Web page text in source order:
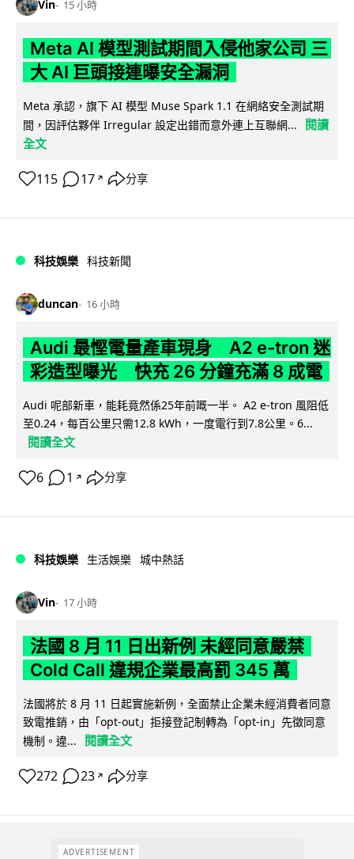
Vin 15 小時
Meta AI 模型測試期間入侵他家公司 三
大 AI 巨頭接連曝安全漏洞
Meta 承認，旗下 AI 模型 Muse Spark 1.1 在網絡安全測試期
間，因評估夥伴 Irregular 設定出錯而意外連上互聯網...
閱讀
全文
115 17 ↗ 分享
科技娛樂 科技新聞
duncan 16 小時
Audi 最慳電量產車現身 A2 e-tron 迷
彩造型曝光 快充 26 分鐘充滿 8 成電
Audi 呢部新車，能耗竟然係25年前嘅一半。 A2 e-tron 風阻低
至0.24，每百公里只需12.8 kWh，一度電行到7.8公里。6...
閱讀全文
6 1 ↗ 分享
科技娛樂 生活娛樂 城中熱話
Vin 17 小時
法國 8 月 11 日出新例 未經同意嚴禁
Cold Call 違規企業最高罰 345 萬
法國將於 8 月 11 日起實施新例，全面禁止企業未經消費者同意
致電推銷，由「opt-out」拒接登記制轉為「opt-in」先徵同意
機制。違...
閱讀全文
272 23 ↗ 分享
ADVERTISEMENT